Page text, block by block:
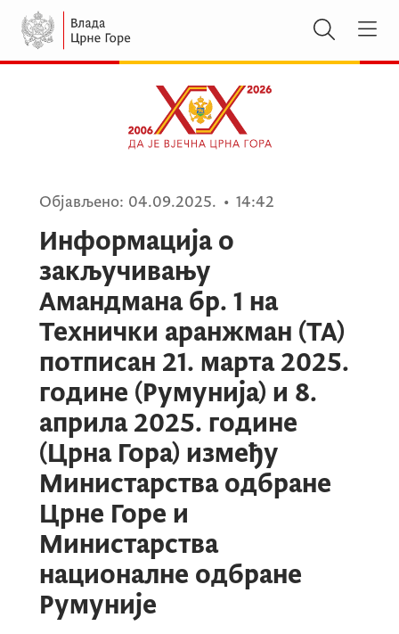
Информација о
закључивању
Амандмана бр. 1 на
Технички аранжман (ТА)
потписан 21. марта 2025.
године (Румунија) и 8.
априла 2025. године
(Црна Гора) између
Министарства одбране
Црне Горе и
Министарства
националне одбране
Румуније
Објављено: 04.09.2025. • 14:42